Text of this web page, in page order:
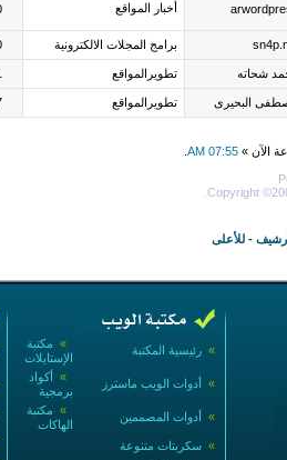
أخبار المواقع
برامج المجلات الالكترونية
شحاته تطويرالمواقع
البحيرى تطويرالمواقع
الآن » 07:55 AM
Copyright
- للأعلى
» مكتبة
الإستايلات
» رئيسية المكتبة
» أكواد
برمجية
» أدوات الويب ماسترز
» مكتبة
الهاكات
» أدوات المصممين
» سكربتات متنوعة